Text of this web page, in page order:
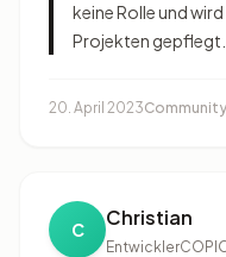
keine Rolle und
Projekten gepflegt.
20. April 2023
C Christian
Entwickler